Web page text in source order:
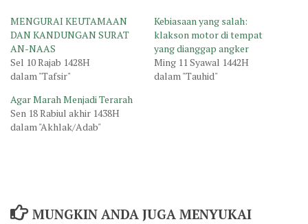
MENGURAI KEUTAMAAN
DAN KANDUNGAN SURAT
AN-NAAS
Sel 10 Rajab 1428H
dalam "Tafsir"
Kebiasaan yang salah:
klakson motor di tempat
yang dianggap angker
Ming 11 Syawal 1442H
dalam "Tauhid"
Agar Marah Menjadi Terarah
Sen 18 Rabiul akhir 1438H
dalam "Akhlak/Adab"
MUNGKIN ANDA JUGA MENYUKAI